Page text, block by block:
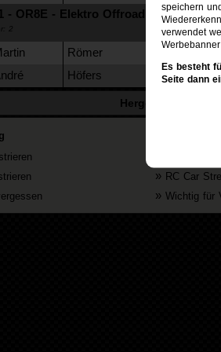
- OR8E - Elektro Offroad Buggy 1:8
2
Römer RCRT-
Höfers MSV
Hergestellt mit viel
» RC Car
» Wichtig für
speichern
verwendet
Es besteht
Seite dann